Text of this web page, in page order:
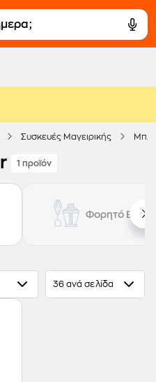
Συσκευές Μαγειρικής
1 προϊόν
Φορητό
36 ανά σελίδα